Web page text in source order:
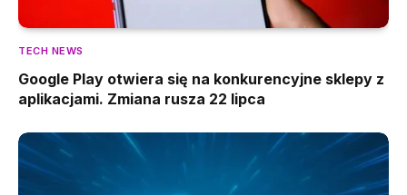
TECH NEWS
Google Play otwiera się na konkurencyjne sklepy z
aplikacjami. Zmiana rusza 22 lipca